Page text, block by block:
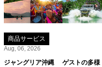
商品サービス
Aug, 06, 2026
ジャングリア沖縄 ゲストの多様